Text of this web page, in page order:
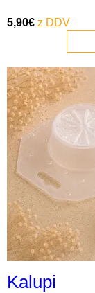
5,90€
Kalupi